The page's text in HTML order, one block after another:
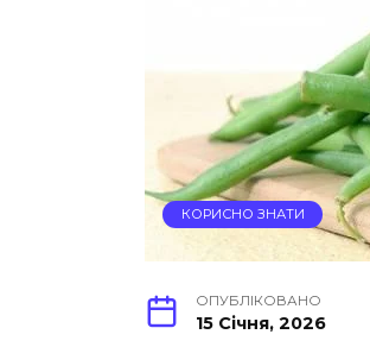
КОРИСНО ЗНАТИ
ОПУБЛІКОВАНО
15 Січня, 2026